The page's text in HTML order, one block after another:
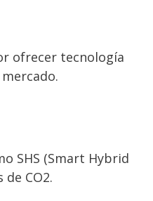
ofrecer tecnología
SHS (Smart Hybrid
CO2.